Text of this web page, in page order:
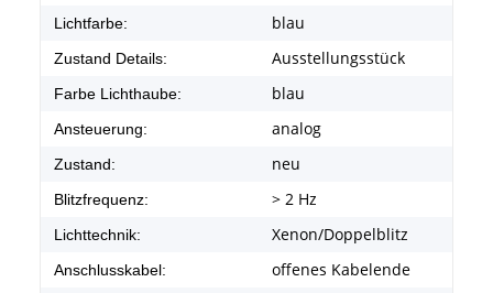
Lichtfarbe: blau
Zustand Details: Ausstellungsstück
Farbe Lichthaube: blau
Ansteuerung: analog
Zustand: neu
Blitzfrequenz: > 2 Hz
Lichttechnik: Xenon/Doppelblitz
Anschlusskabel: offenes Kabelende